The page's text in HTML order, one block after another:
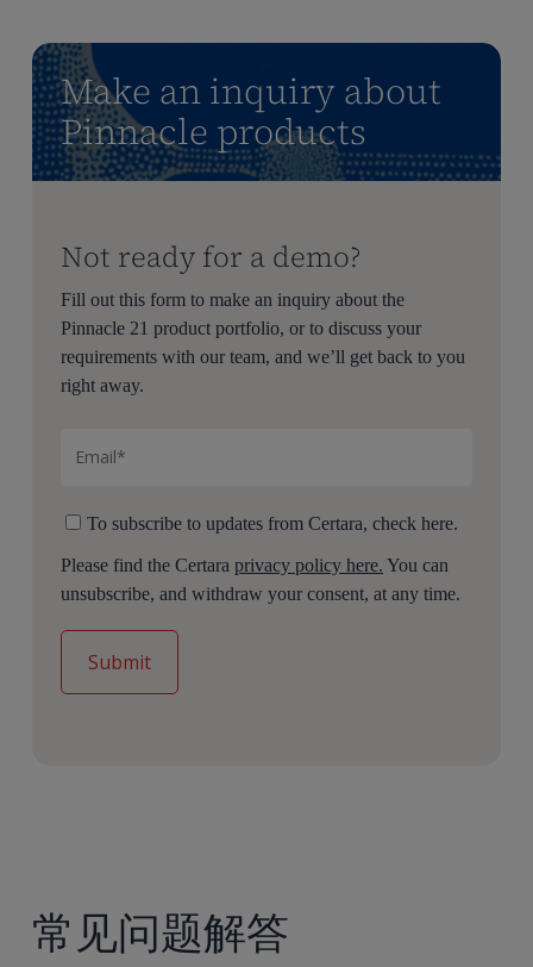
Make an inquiry about
Pinnacle products
Not ready for a demo?
Fill out this form to make an inquiry about the
Pinnacle 21 product portfolio, or to discuss your
requirements with our team, and we’ll get back to you
right away.
To subscribe to updates from Certara, check here.
Please find the Certaraprivacy policy here. You can
unsubscribe, and withdraw your consent, at any time.
常见问题解答